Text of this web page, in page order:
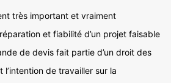
très important et vraiment
et fiabilité d’un projet faisable
de devis fait partie d’un droit des
de travailler sur la